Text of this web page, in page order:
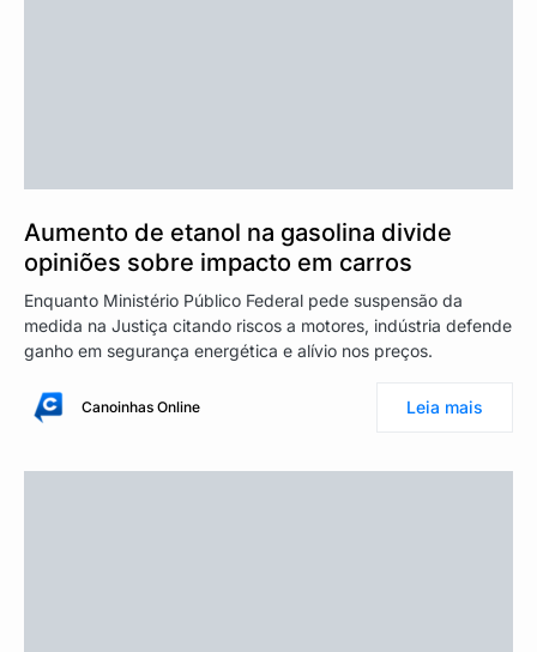
Aumento de etanol na gasolina divide
opiniões sobre impacto em carros
Enquanto Ministério Público Federal pede suspensão da
medida na Justiça citando riscos a motores, indústria defende
ganho em segurança energética e alívio nos preços.
Canoinhas Online Leia mais